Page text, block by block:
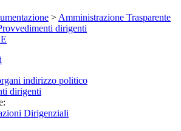
> Amministrazione Trasparente
dirigenti
indirizzo politico
dirigenti
Dirigenziali